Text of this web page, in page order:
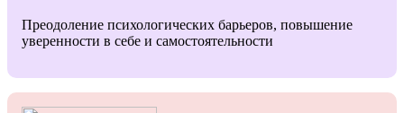
Преодоление психологических барьеров, повышение
уверенности в себе и самостоятельности